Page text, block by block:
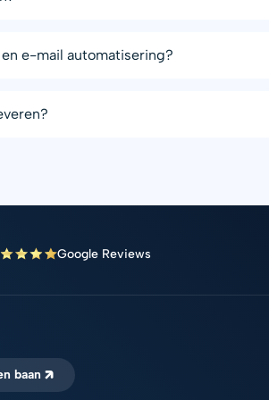
e-mail automatisering?
Google Reviews
baan